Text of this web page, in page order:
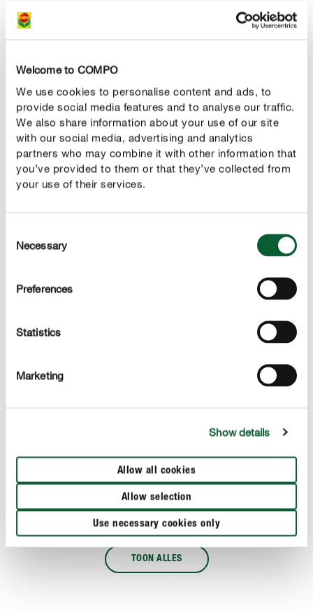
Welcome to COMPO
We use cookies to personalise content and ads, to
provide social media features and to analyse our traffic.
We also share information about your use of our site
with our social media, advertising and analytics
partners who may combine it with other information that
you’ve provided to them or that they’ve collected from
your use of their services.
Selection
Necessary
Preferences
Statistics
Marketing
Show details
Allow all cookies
Allow selection
Use necessary cookies only
Decoratie- en knutselideeën voor elk
Planten kunnen meer zijn dan beplanting op je balkon,
op je terras of in je tuin. Met een paar eenvoudige
kneepjes kan je uit een normale plant een leuk
decoratie-element maken. Hier vind je alvast enkele
ideetjes.
MEER TONEN
TOON ALLES